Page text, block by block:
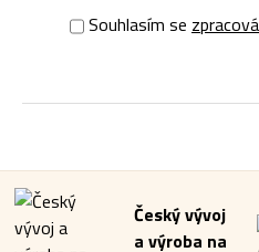
Souhlasím se
Český vývoj
a výroba na